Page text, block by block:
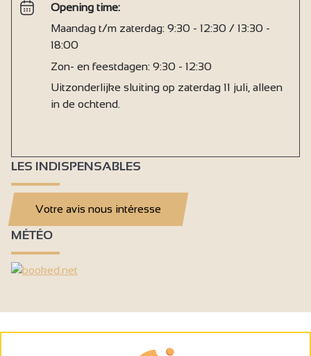
Opening time:
Maandag t/m zaterdag: 9:30 - 12:30 / 13:30 -
18:00
Zon- en feestdagen: 9:30 - 12:30
Uitzonderlijke sluiting op zaterdag 11 juli, alleen
in de ochtend.
LES INDISPENSABLES
Votre avis nous intéresse
MÉTÉO